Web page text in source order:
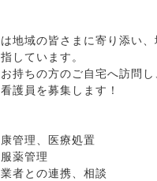
は地域の皆さまに寄り添い
しています。
持ちの方のご自宅へ訪問
護員を募集します！
管理、医療処置
薬管理
者との連携、相談